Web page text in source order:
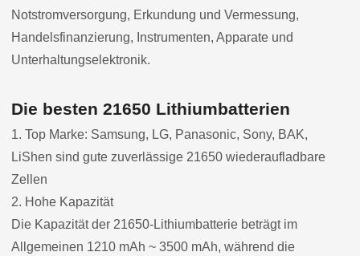
Notstromversorgung, Erkundung und Vermessung,
Handelsfinanzierung, Instrumenten, Apparate und
Unterhaltungselektronik.
Die besten 21650 Lithiumbatterien
1. Top Marke: Samsung, LG, Panasonic, Sony, BAK,
LiShen sind gute zuverlässige 21650 wiederaufladbare
Zellen
2. Hohe Kapazität
Die Kapazität der 21650-Lithiumbatterie beträgt im
Allgemeinen 1210 mAh ~ 3500 mAh, während die